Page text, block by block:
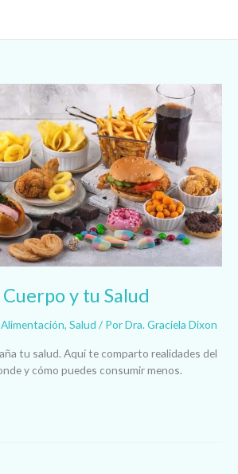
y tu Salud
Alimentación, Salud / PorDra. Graciela Dixon
tu salud. Aquí te comparto realidades del
y cómo puedes consumir menos.